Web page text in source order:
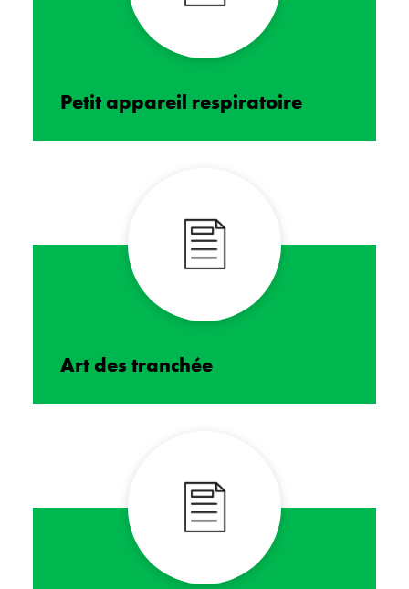
Petit appareil respiratoire
Art des tranchée